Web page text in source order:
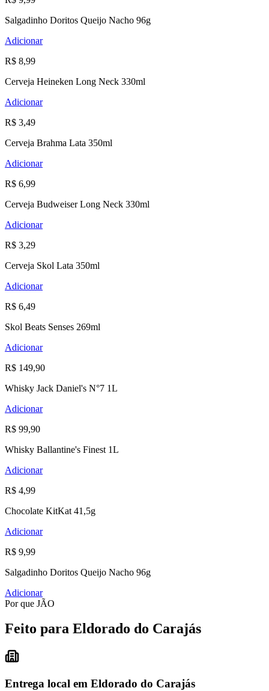
Salgadinho Doritos Queijo Nacho 96g
Adicionar
R$ 8,99
Cerveja Heineken Long Neck 330ml
Adicionar
R$ 3,49
Cerveja Brahma Lata 350ml
Adicionar
R$ 6,99
Cerveja Budweiser Long Neck 330ml
Adicionar
R$ 3,29
Cerveja Skol Lata 350ml
Adicionar
R$ 6,49
Skol Beats Senses 269ml
Adicionar
R$ 149,90
Whisky Jack Daniel's N°7 1L
Adicionar
R$ 99,90
Whisky Ballantine's Finest 1L
Adicionar
R$ 4,99
Chocolate KitKat 41,5g
Adicionar
R$ 9,99
Salgadinho Doritos Queijo Nacho 96g
Adicionar
Por que JÃO
Feito para Eldorado do Carajás
Entrega local em Eldorado do Carajás